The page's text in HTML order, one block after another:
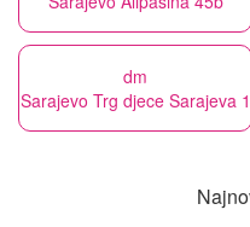
dm
Sarajevo Trg djece Sarajeva 1